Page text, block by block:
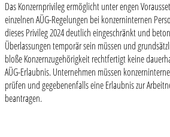
Das Konzernprivileg ermöglicht unter engen
einzelnen AÜG-Regelungen bei konzerninternen
dieses Privileg 2024 deutlich eingeschränkt und
Überlassungen temporär sein müssen und
bloße Konzernzugehörigkeit rechtfertigt keine
AÜG-Erlaubnis. Unternehmen müssen
prüfen und gegebenenfalls eine Erlaubnis zur
beantragen.